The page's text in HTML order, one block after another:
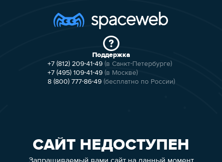
Поддержка
+7 (812) 209-41-49 (в Санкт-Петербурге)
+7 (495) 109-41-49 (в Москве)
8 (800) 777-86-49 (бесплатно по России)
САЙТ НЕДОСТУПЕН